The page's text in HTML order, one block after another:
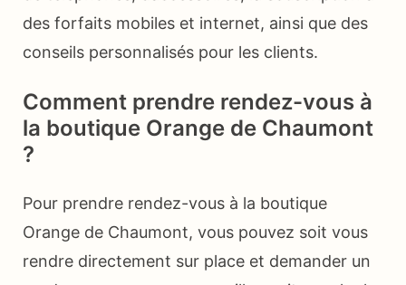
des forfaits mobiles et internet, ainsi que des
conseils personnalisés pour les clients.
Comment prendre rendez-vous à
la boutique Orange de Chaumont
?
Pour prendre rendez-vous à la boutique
Orange de Chaumont, vous pouvez soit vous
rendre directement sur place et demander un